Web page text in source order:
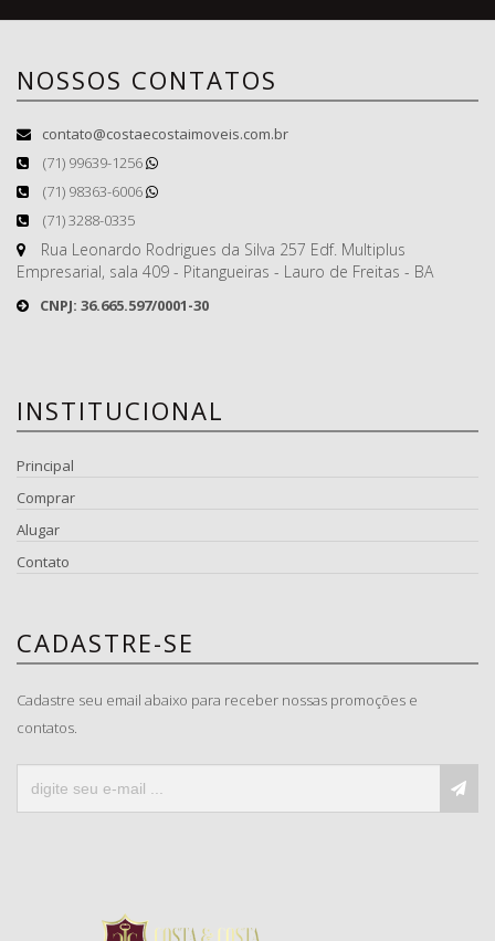
NOSSOS CONTATOS
contato@costaecostaimoveis.com.br
(71) 99639-1256
(71) 98363-6006
(71) 3288-0335
Rua Leonardo Rodrigues da Silva 257 Edf. Multiplus
Empresarial, sala 409 - Pitangueiras - Lauro de Freitas - BA
CNPJ: 36.665.597/0001-30
INSTITUCIONAL
Principal
Comprar
Alugar
Contato
CADASTRE-SE
Cadastre seu email abaixo para receber nossas promoções e
contatos.